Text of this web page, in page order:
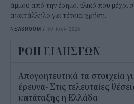
άμμου από την έρημο, υλικό που μέχρι
ακατάλληλο για τέτοια χρήση.
NEWSROOM / 30 Ιουλ 2026
ΡΟΗ ΕΙΔΗΣΕΩΝ
Απογοητευτικά τα στοιχεία
έρευνα- Στις τελευταίες
κατάταξης η Ελλάδα